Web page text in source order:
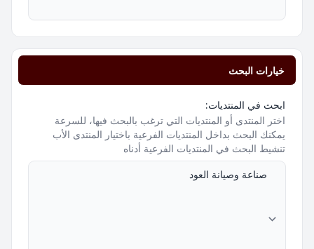
خيارات البحث
ابحث في المنتديات:
اختر المنتدى أو المنتديات التي ترغب بالبحث فيها، للسرعة
يمكنك البحث بداخل المنتديات الفرعية باختيار المنتدى الأب
تنشيط البحث في المنتديات الفرعية أدناه